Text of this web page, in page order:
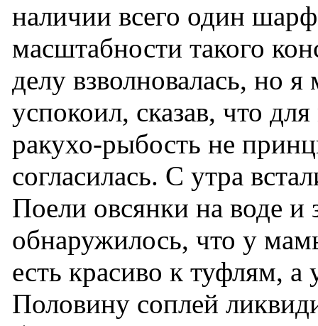
наличии всего один
масштабности такого
делу взволновалась, но
успокоил, сказав, что
ракухо-рыбость не
согласилась. С утра
Поели овсянки на воде и
обнаружилось, что у
есть красиво к туфлям,
Половину соплей